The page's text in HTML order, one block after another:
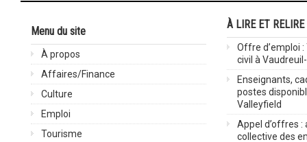
Menu du site
À propos
Affaires/Finance
Culture
Emploi
Tourisme
À LIRE ET RELIRE
Offre d’emploi
civil à
Enseignants,
postes
Valleyfield
Appel d’offres :
collective des